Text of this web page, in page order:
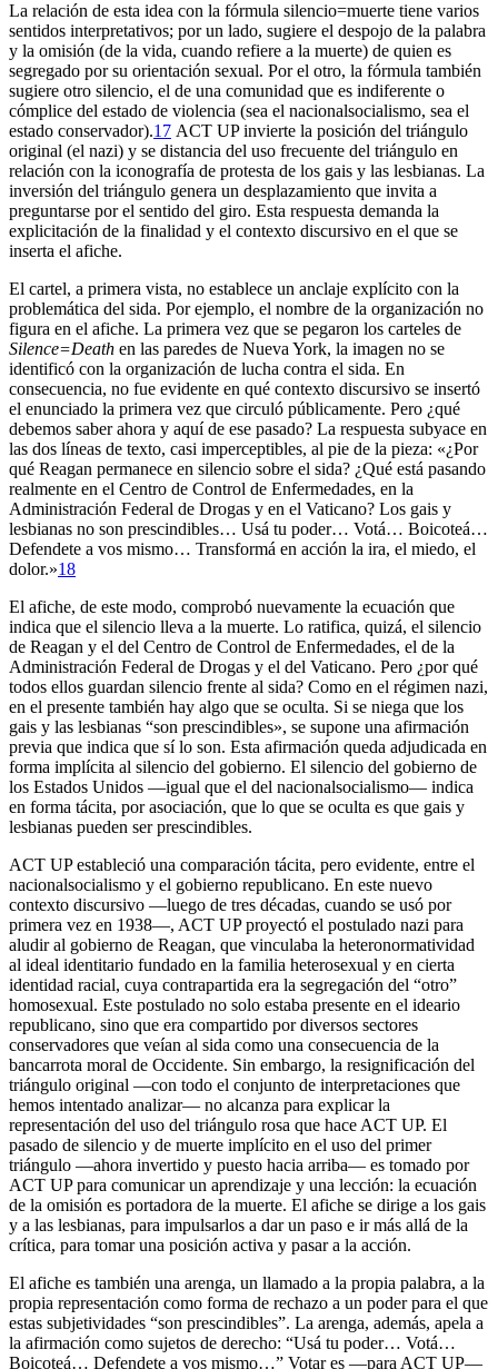
La relación de esta idea con la fórmula silencio=muerte tiene varios
sentidos interpretativos; por un lado, sugiere el despojo de la palabra
y la omisión (de la vida, cuando refiere a la muerte) de quien es
segregado por su orientación sexual. Por el otro, la fórmula también
sugiere otro silencio, el de una comunidad que es indiferente o
cómplice del estado de violencia (sea el nacionalsocialismo, sea el
estado conservador).17 ACT UP invierte la posición del triángulo
original (el nazi) y se distancia del uso frecuente del triángulo en
relación con la iconografía de protesta de los gais y las lesbianas. La
inversión del triángulo genera un desplazamiento que invita a
preguntarse por el sentido del giro. Esta respuesta demanda la
explicitación de la finalidad y el contexto discursivo en el que se
inserta el afiche.
El cartel, a primera vista, no establece un anclaje explícito con la
problemática del sida. Por ejemplo, el nombre de la organización no
figura en el afiche. La primera vez que se pegaron los carteles de
Silence=Death en las paredes de Nueva York, la imagen no se
identificó con la organización de lucha contra el sida. En
consecuencia, no fue evidente en qué contexto discursivo se insertó
el enunciado la primera vez que circuló públicamente. Pero ¿qué
debemos saber ahora y aquí de ese pasado? La respuesta subyace en
las dos líneas de texto, casi imperceptibles, al pie de la pieza: «¿Por
qué Reagan permanece en silencio sobre el sida? ¿Qué está pasando
realmente en el Centro de Control de Enfermedades, en la
Administración Federal de Drogas y en el Vaticano? Los gais y
lesbianas no son prescindibles… Usá tu poder… Votá… Boicoteá…
Defendete a vos mismo… Transformá en acción la ira, el miedo, el
dolor.»18
El afiche, de este modo, comprobó nuevamente la ecuación que
indica que el silencio lleva a la muerte. Lo ratifica, quizá, el silencio
de Reagan y el del Centro de Control de Enfermedades, el de la
Administración Federal de Drogas y el del Vaticano. Pero ¿por qué
todos ellos guardan silencio frente al sida? Como en el régimen nazi,
en el presente también hay algo que se oculta. Si se niega que los
gais y las lesbianas “son prescindibles», se supone una afirmación
previa que indica que sí lo son. Esta afirmación queda adjudicada en
forma implícita al silencio del gobierno. El silencio del gobierno de
los Estados Unidos —igual que el del nacionalsocialismo— indica
en forma tácita, por asociación, que lo que se oculta es que gais y
lesbianas pueden ser prescindibles.
ACT UP estableció una comparación tácita, pero evidente, entre el
nacionalsocialismo y el gobierno republicano. En este nuevo
contexto discursivo —luego de tres décadas, cuando se usó por
primera vez en 1938—, ACT UP proyectó el postulado nazi para
aludir al gobierno de Reagan, que vinculaba la heteronormatividad
al ideal identitario fundado en la familia heterosexual y en cierta
identidad racial, cuya contrapartida era la segregación del “otro”
homosexual. Este postulado no solo estaba presente en el ideario
republicano, sino que era compartido por diversos sectores
conservadores que veían al sida como una consecuencia de la
bancarrota moral de Occidente. Sin embargo, la resignificación del
triángulo original —con todo el conjunto de interpretaciones que
hemos intentado analizar— no alcanza para explicar la
representación del uso del triángulo rosa que hace ACT UP. El
pasado de silencio y de muerte implícito en el uso del primer
triángulo —ahora invertido y puesto hacia arriba— es tomado por
ACT UP para comunicar un aprendizaje y una lección: la ecuación
de la omisión es portadora de la muerte. El afiche se dirige a los gais
y a las lesbianas, para impulsarlos a dar un paso e ir más allá de la
crítica, para tomar una posición activa y pasar a la acción.
El afiche es también una arenga, un llamado a la propia palabra, a la
propia representación como forma de rechazo a un poder para el que
estas subjetividades “son prescindibles”. La arenga, además, apela a
la afirmación como sujetos de derecho: “Usá tu poder… Votá…
Boicoteá… Defendete a vos mismo…” Votar es —para ACT UP—